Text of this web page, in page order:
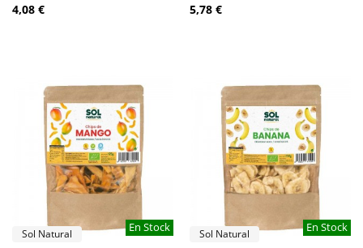
4,08 €
5,78 €
En Stock
Sol Natural En Stock
Sol Natural